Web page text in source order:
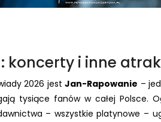
koncerty i inne
2026 jestJan-Rapowanie –
tysiące fanów w całej Polsce.
– wszystkie platynowe –